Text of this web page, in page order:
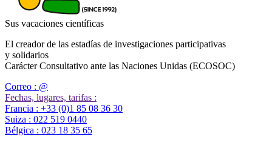
Sus vacaciones científicas
El creador de las estadías de investigaciones participativas
y solidarios
Carácter Consultativo ante las Naciones Unidas (ECOSOC)
Correo : @
Fechas, lugares, tarifas :
Francia : +33 (0)1 85 08 36 30
Suiza : 022 519 0440
Bélgica : 023 18 35 65